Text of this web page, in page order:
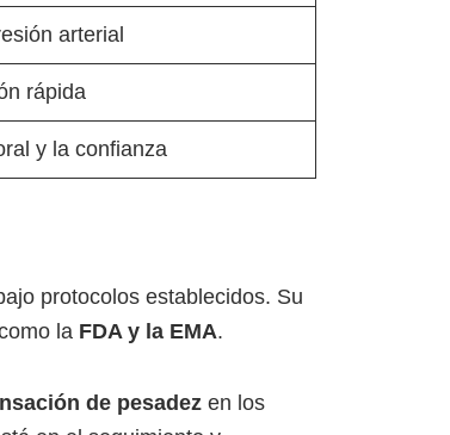
arterial
rápida
y la confianza
protocolos establecidos. Su
la FDA y la EMA.
de pesadez en los